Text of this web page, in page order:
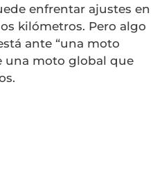
enfrentar ajustes en
kilómetros. Pero algo
ante “una moto
una moto global que